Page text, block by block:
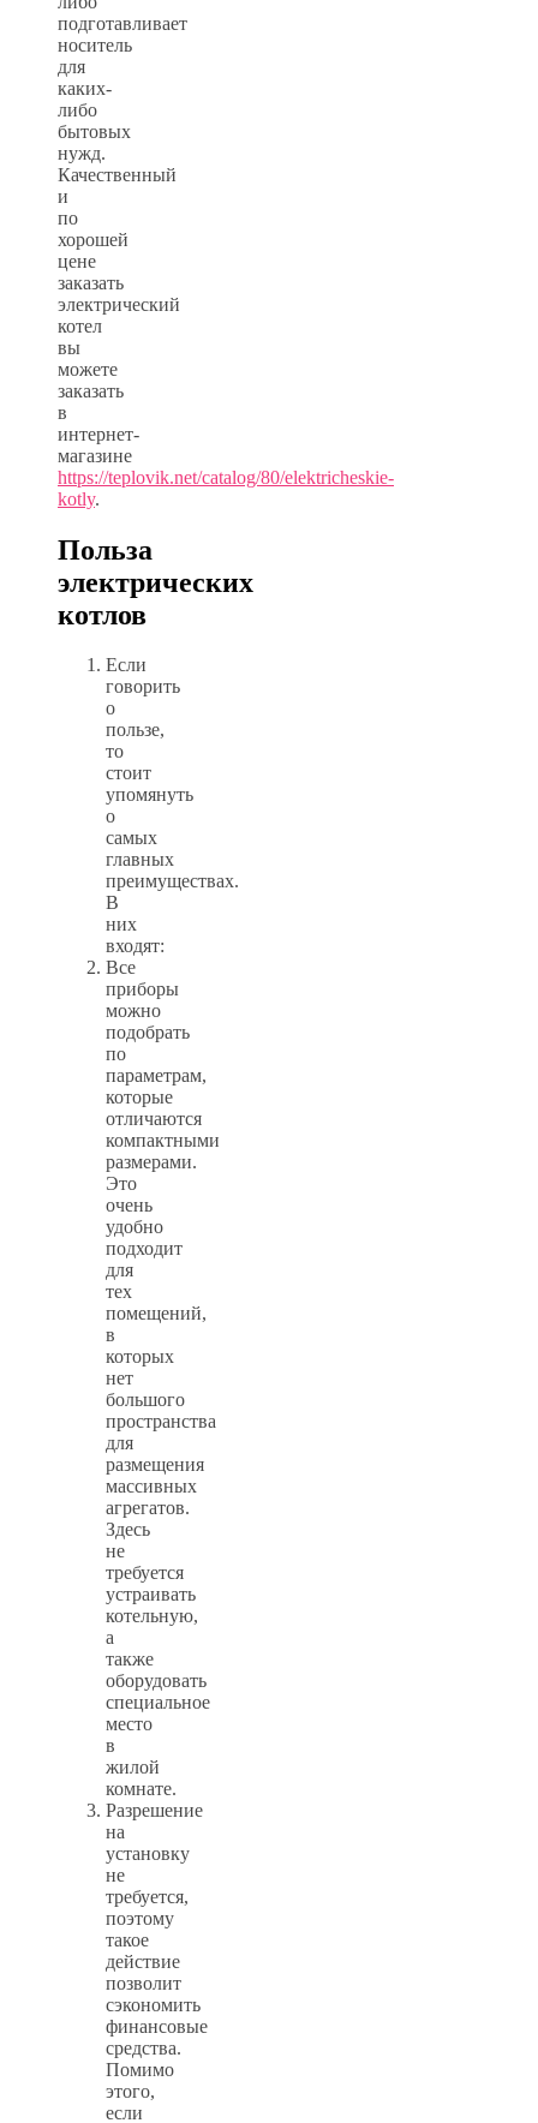
подготавливает
носитель
для
каких-
либо
бытовых
нужд.
Качественный
и
по
хорошей
цене
заказать
электрический
котел
вы
можете
заказать
в
интернет-
магазине
https://teplovik.net/catalog/80/elektricheskie-
kotly.
Польза
электрических
котлов
Если
говорить
о
пользе,
то
стоит
упомянуть
о
самых
главных
преимуществах.
В
них
входят:
Все
приборы
можно
подобрать
по
параметрам,
которые
отличаются
компактными
размерами.
Это
очень
удобно
подходит
для
тех
помещений,
в
которых
нет
большого
пространства
для
размещения
массивных
агрегатов.
Здесь
не
требуется
устраивать
котельную,
а
также
оборудовать
специальное
место
в
жилой
комнате.
Разрешение
на
установку
не
требуется,
поэтому
такое
действие
позволит
сэкономить
финансовые
средства.
Помимо
этого,
если